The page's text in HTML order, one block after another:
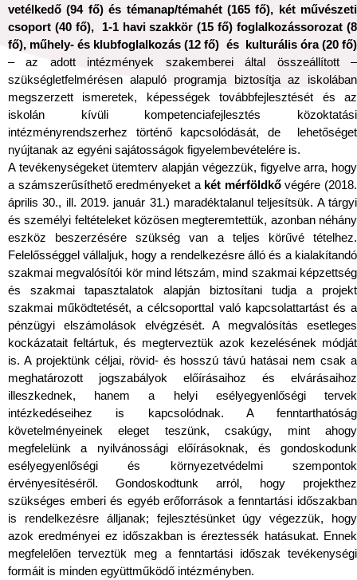
vetélkedő (94 fő) és témanap/témahét (165 fő), két művészeti
csoport (40 fő), 1-1 havi szakkör (15 fő) foglalkozássorozat (8
fő), műhely- és klubfoglalkozás (12 fő) és kulturális óra (20 fő)
– az adott intézmények szakemberei által összeállított –
szükségletfelmérésen alapuló programja biztosítja az iskolában
megszerzett ismeretek, képességek továbbfejlesztését és az
iskolán kívüli kompetenciafejlesztés közoktatási
intézményrendszerhez történő kapcsolódását, de lehetőséget
nyújtanak az egyéni sajátosságok figyelembevételére is.
A tevékenységeket ütemterv alapján végezzük, figyelve arra, hogy
a számszerűsíthető eredményeket a két mérföldkővégére (2018.
április 30., ill. 2019. január 31.) maradéktalanul teljesítsük. A tárgyi
és személyi feltételeket közösen megteremtettük, azonban néhány
eszköz beszerzésére szükség van a teljes körűvé tételhez.
Felelősséggel vállaljuk, hogy a rendelkezésre álló és a kialakítandó
szakmai megvalósítói kör mind létszám, mind szakmai képzettség
és szakmai tapasztalatok alapján biztosítani tudja a projekt
szakmai működtetését, a célcsoporttal való kapcsolattartást és a
pénzügyi elszámolások elvégzését. A megvalósítás esetleges
kockázatait feltártuk, és megterveztük azok kezelésének módját
is. A projektünk céljai, rövid- és hosszú távú hatásai nem csak a
meghatározott jogszabályok előírásaihoz és elvárásaihoz
illeszkednek, hanem a helyi esélyegyenlőségi tervek
intézkedéseihez is kapcsolódnak. A fenntarthatóság
követelményeinek eleget teszünk, csakúgy, mint ahogy
megfelelünk a nyilvánossági előírásoknak, és gondoskodunk
esélyegyenlőségi és környezetvédelmi szempontok
érvényesítéséről. Gondoskodtunk arról, hogy projekthez
szükséges emberi és egyéb erőforrások a fenntartási időszakban
is rendelkezésre álljanak; fejlesztésünket úgy végezzük, hogy
azok eredményei ez időszakban is éreztessék hatásukat. Ennek
megfelelően terveztük meg a fenntartási időszak tevékenységi
formáit is minden együttműködő intézményben.